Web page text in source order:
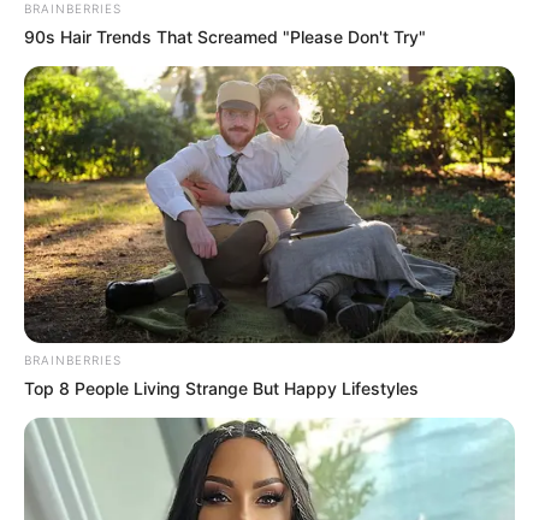
BRAINBERRIES
90s Hair Trends That Screamed "Please Don't Try"
BRAINBERRIES
Top 8 People Living Strange But Happy Lifestyles